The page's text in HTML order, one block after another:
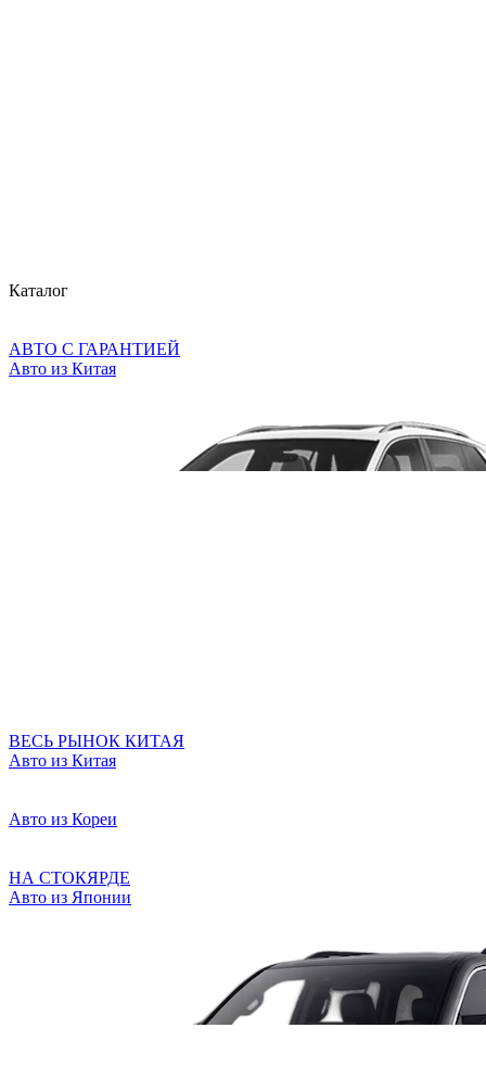
Каталог
АВТО С ГАРАНТИЕЙ
Авто из Китая
ВЕСЬ РЫНОК КИТАЯ
Авто из Китая
Авто из Кореи
НА СТОКЯРДЕ
Авто из Японии